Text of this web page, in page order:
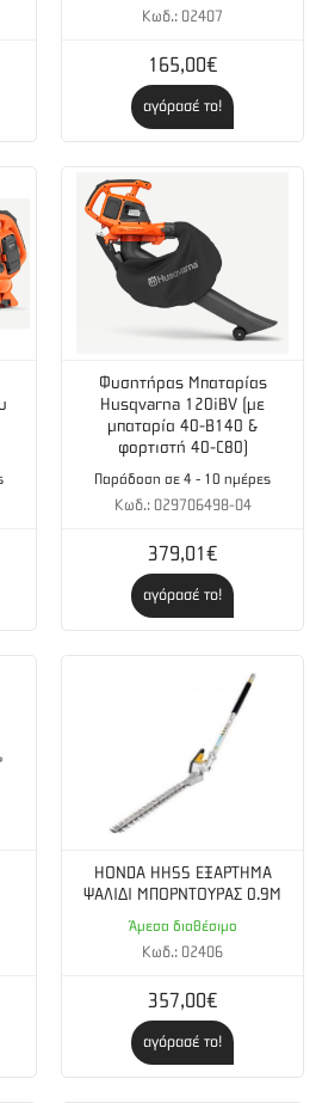
550 TWIN
Κωδ.: 02407
165,00€
αγόρασέ το!
Φυσητήρας Μπαταρίας
Husqvarna 120iBV (με
μπαταρία 40-B140 &
φορτιστή 40-C80)
Παράδοση σε 4 - 10 ημέρες
Κωδ.: 029706498-04
379,01€
αγόρασέ το!
HONDA HHSS ΕΞΑΡΤΗΜΑ
ΨΑΛΙΔΙ ΜΠΟΡΝΤΟΥΡΑΣ 0.9Μ
Άμεσα διαθέσιμο
Κωδ.: 02406
357,00€
αγόρασέ το!